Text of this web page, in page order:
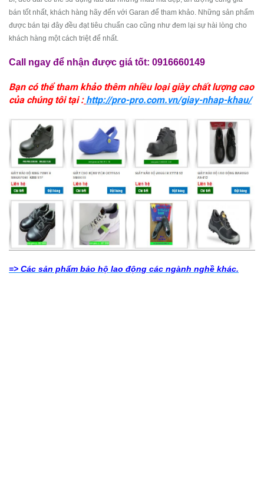
bán tốt nhất, khách hàng hãy đến với Garan để tham khảo. Những sản phẩm
được bán tại đây đều đạt tiêu chuẩn cao cũng như đem lại sự hài lòng cho
khách hàng một cách triệt để nhất.
Call ngay để nhận được giá tốt: 0916660149
Bạn có thể tham khảo thêm nhiều loại giày chất lượng cao
của chúng tôi tại : http://pro-pro.com.vn/giay-nhap-khau/
=> Các sản phẩm bảo hộ lao động các ngành nghề khác.